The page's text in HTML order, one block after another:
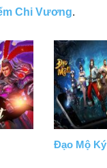
Chi Vương.
Đạo Mộ Ký